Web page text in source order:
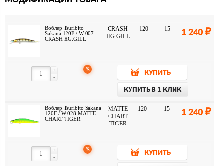
Воблер Tsuribito
Sakana 120F / W-007
CRASH HG.GILL
CRASH
HG.GILL
120 15 1 240
-
+ %
КУПИТЬ
КУПИТЬ В 1 КЛИК
Воблер Tsuribito Sakana
120F / W-028 MATTE
CHART TIGER
MATTE
CHART
TIGER
120 15 1 240
-
+ %
КУПИТЬ